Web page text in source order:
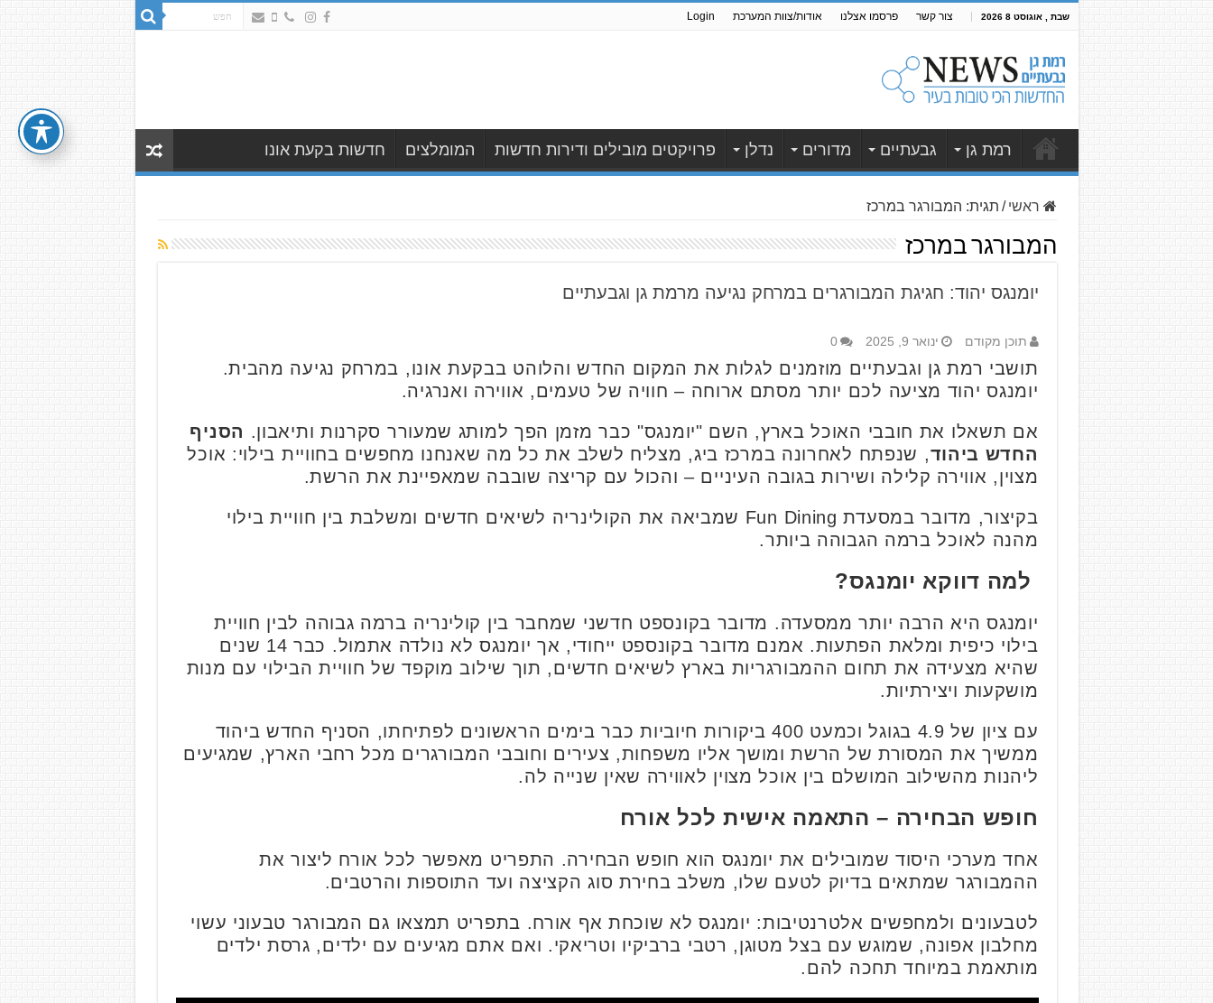
שבת , אוגוסט 8 2026 צור קשר פרסמו אצלנו אודות/צוות המערכת Login
רמת גן גבעתיים מדורים נדלן פרויקטים מובילים ודירות חדשות המומלצים חדשות בקעת אונו
ראשי / תגית: המבורגר במרכז
המבורגר במרכז
יומנגס יהוד: חגיגת המבורגרים במרחק נגיעה מרמת גן וגבעתיים
תוכן מקודם ינואר 9, 2025 0
תושבי רמת גן וגבעתיים מוזמנים לגלות את המקום החדש והלוהט בבקעת אונו, במרחק נגיעה מהבית.
יומנגס יהוד מציעה לכם יותר מסתם ארוחה – חוויה של טעמים, אווירה ואנרגיה.
אם תשאלו את חובבי האוכל בארץ, השם "יומנגס" כבר מזמן הפך למותג שמעורר סקרנות ותיאבון. הסניף
החדש ביהוד, שנפתח לאחרונה במרכז ביג, מצליח לשלב את כל מה שאנחנו מחפשים בחוויית בילוי: אוכל
מצוין, אווירה קלילה ושירות בגובה העיניים – והכול עם קריצה שובבה שמאפיינת את הרשת.
בקיצור, מדובר במסעדת Fun Dining שמביאה את הקולינריה לשיאים חדשים ומשלבת בין חוויית בילוי
מהנה לאוכל ברמה הגבוהה ביותר.
למה דווקא יומנגס?
יומנגס היא הרבה יותר ממסעדה. מדובר בקונספט חדשני שמחבר בין קולינריה ברמה גבוהה לבין חוויית
בילוי כיפית ומלאת הפתעות. אמנם מדובר בקונספט ייחודי, אך יומנגס לא נולדה אתמול. כבר 14 שנים
שהיא מצעידה את תחום ההמבורגריות בארץ לשיאים חדשים, תוך שילוב מוקפד של חוויית הבילוי עם מנות
מושקעות ויצירתיות.
עם ציון של 4.9 בגוגל וכמעט 400 ביקורות חיוביות כבר בימים הראשונים לפתיחתו, הסניף החדש ביהוד
ממשיך את המסורת של הרשת ומושך אליו משפחות, צעירים וחובבי המבורגרים מכל רחבי הארץ, שמגיעים
ליהנות מהשילוב המושלם בין אוכל מצוין לאווירה שאין שנייה לה.
חופש הבחירה – התאמה אישית לכל אורח
אחד מערכי היסוד שמובילים את יומנגס הוא חופש הבחירה. התפריט מאפשר לכל אורח ליצור את
ההמבורגר שמתאים בדיוק לטעם שלו, משלב בחירת סוג הקציצה ועד התוספות והרטבים.
לטבעונים ולמחפשים אלטרנטיבות: יומנגס לא שוכחת אף אורח. בתפריט תמצאו גם המבורגר טבעוני עשוי
מחלבון אפונה, שמוגש עם בצל מטוגן, רטבי ברביקיו וטריאקי. ואם אתם מגיעים עם ילדים, גרסת ילדים
מותאמת במיוחד תחכה להם.